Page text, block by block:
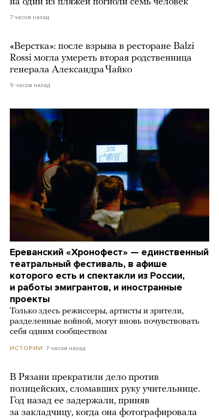
на один из пляжей погибли семь человек
7 часов назад
«Верстка»: после взрыва в ресторане Balzi
Rossi могла умереть вторая родственница
генерала Александра Чайко
9 часов назад
Ереванский «Хронофест» — единственный
театральный фестиваль, в афише
которого есть и спектакли из России,
и работы эмигрантов, и иностранные
проекты
Только здесь режиссеры, артисты и зрители,
разделенные войной, могут вновь почувствовать
себя одним сообществом
ИСТОРИИ 7 часов назад
В Рязани прекратили дело против
полицейских, сломавших руку учительнице.
Год назад ее задержали, приняв
за закладчицу, когда она фотографировала